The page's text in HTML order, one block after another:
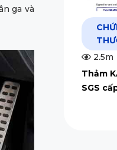
ga và
2.5m
Thảm
SGS